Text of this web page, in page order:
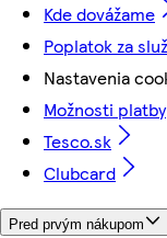
Kde dovážame
Poplatok za
Nastavenia
Možnosti platby
Tesco.sk
Clubcard
Pred prvým nákupom